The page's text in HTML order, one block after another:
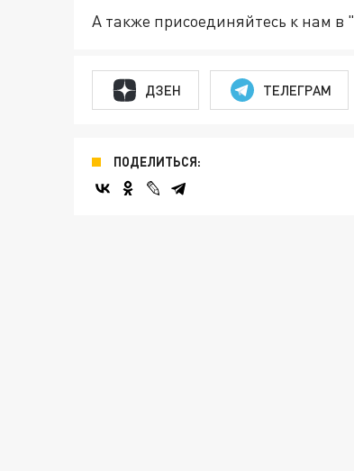
А также присоединяйтесь к нам в "
ДЗЕН ТЕЛЕГРАМ
ПОДЕЛИТЬСЯ: